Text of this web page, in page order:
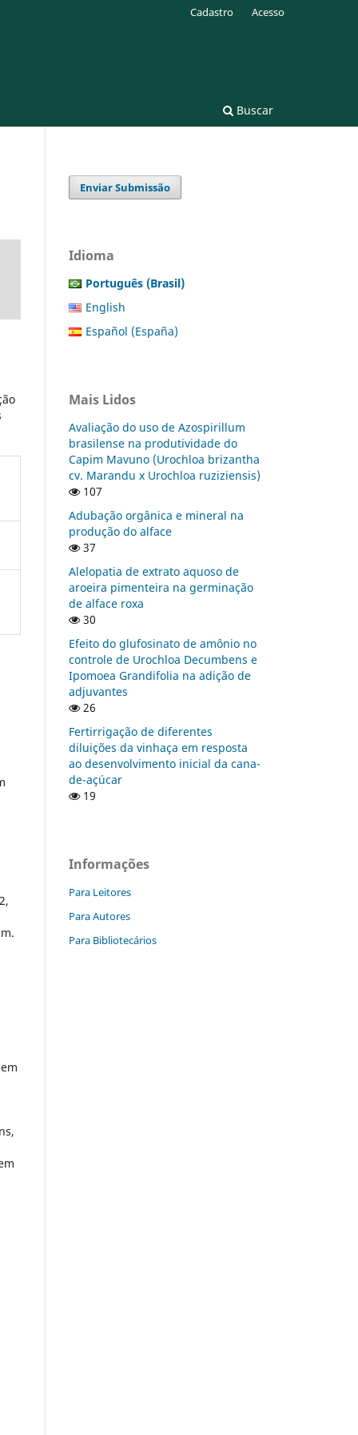
Buscar
Cadastro Acesso
Enviar Submissão
Idioma
Português (Brasil)
English
Español (España)
Mais Lidos
Avaliação do uso de Azospirillum
brasilense na produtividade do
Capim Mavuno (Urochloa brizantha
cv. Marandu x Urochloa ruziziensis)
107
Adubação orgânica e mineral na
produção do alface
37
Alelopatia de extrato aquoso de
aroeira pimenteira na germinação
de alface roxa
30
Efeito do glufosinato de amônio no
controle de Urochloa Decumbens e
Ipomoea Grandifolia na adição de
adjuvantes
26
Fertirrigação de diferentes
diluições da vinhaça em resposta
ao desenvolvimento inicial da cana-
de-açúcar
19
Informações
Para Leitores
Para Autores
Para Bibliotecários